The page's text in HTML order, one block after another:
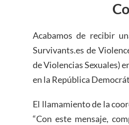
Acabamos de recibir
Survivants.es de
de Violencias Sexuales)
en la República
El llamamiento de la
“Con este mensaje,